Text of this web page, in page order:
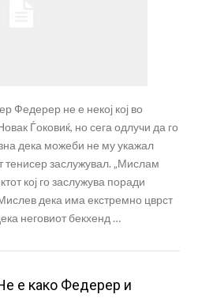
Федерер не е некој кој во
Ѓоковиќ, но сега одлучи да го
дека можеби не му укажал
тенисер заслужувал. „Мислам
кој го заслужува поради
дека има екстремно цврст
неговиот бекхенд …
е како Федерер и